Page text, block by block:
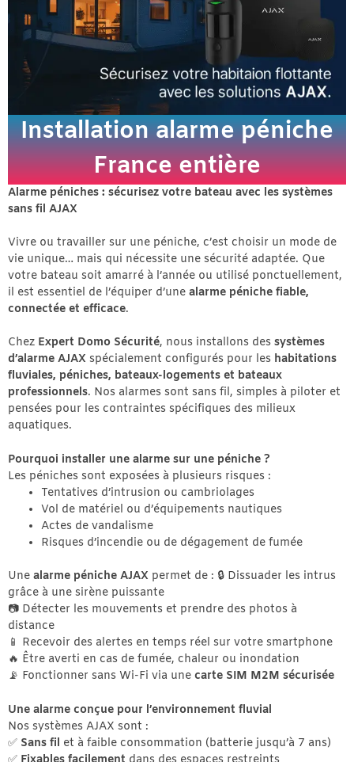
Installation alarme péniche
France entière
Alarme péniches : sécurisez votre bateau avec les systèmes
sans fil AJAX
Vivre ou travailler sur une péniche, c’est choisir un mode de
vie unique… mais qui nécessite une sécurité adaptée. Que
votre bateau soit amarré à l’année ou utilisé ponctuellement,
il est essentiel de l’équiper d’une alarme péniche fiable,
connectée et efficace.
Chez Expert Domo Sécurité, nous installons des systèmes
d’alarme AJAX spécialement configurés pour les habitations
fluviales, péniches, bateaux-logements et bateaux
professionnels. Nos alarmes sont sans fil, simples à piloter et
pensées pour les contraintes spécifiques des milieux
aquatiques.
Pourquoi installer une alarme sur une péniche ?
Les péniches sont exposées à plusieurs risques :
Tentatives d’intrusion ou cambriolages
Vol de matériel ou d’équipements nautiques
Actes de vandalisme
Risques d’incendie ou de dégagement de fumée
Une alarme péniche AJAX permet de : 🔒 Dissuader les intrus
grâce à une sirène puissante
📷 Détecter les mouvements et prendre des photos à
distance
📱 Recevoir des alertes en temps réel sur votre smartphone
🔥 Être averti en cas de fumée, chaleur ou inondation
📡 Fonctionner sans Wi-Fi via une carte SIM M2M sécurisée
Une alarme conçue pour l’environnement fluvial
Nos systèmes AJAX sont :
✅ Sans fil et à faible consommation (batterie jusqu’à 7 ans)